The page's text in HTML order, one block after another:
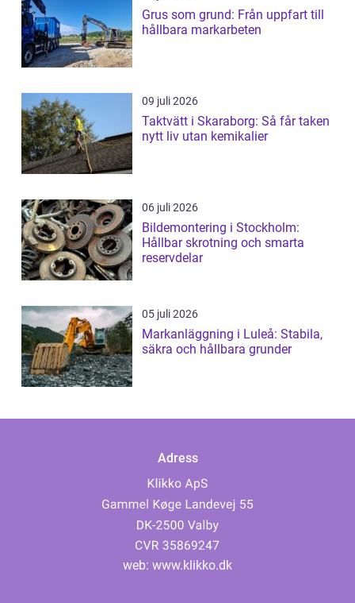
Grus som grund: Från uppfart till
hållbara markarbeten
09 juli 2026
Taktvätt i Skaraborg: Så får taken
nytt liv utan kemikalier
06 juli 2026
Bildemontering i Stockholm:
Hållbar skrotning och smarta
reservdelar
05 juli 2026
Markanläggning i Luleå: Stabila,
säkra och hållbara grunder
Adress
web: www.klikko.dk